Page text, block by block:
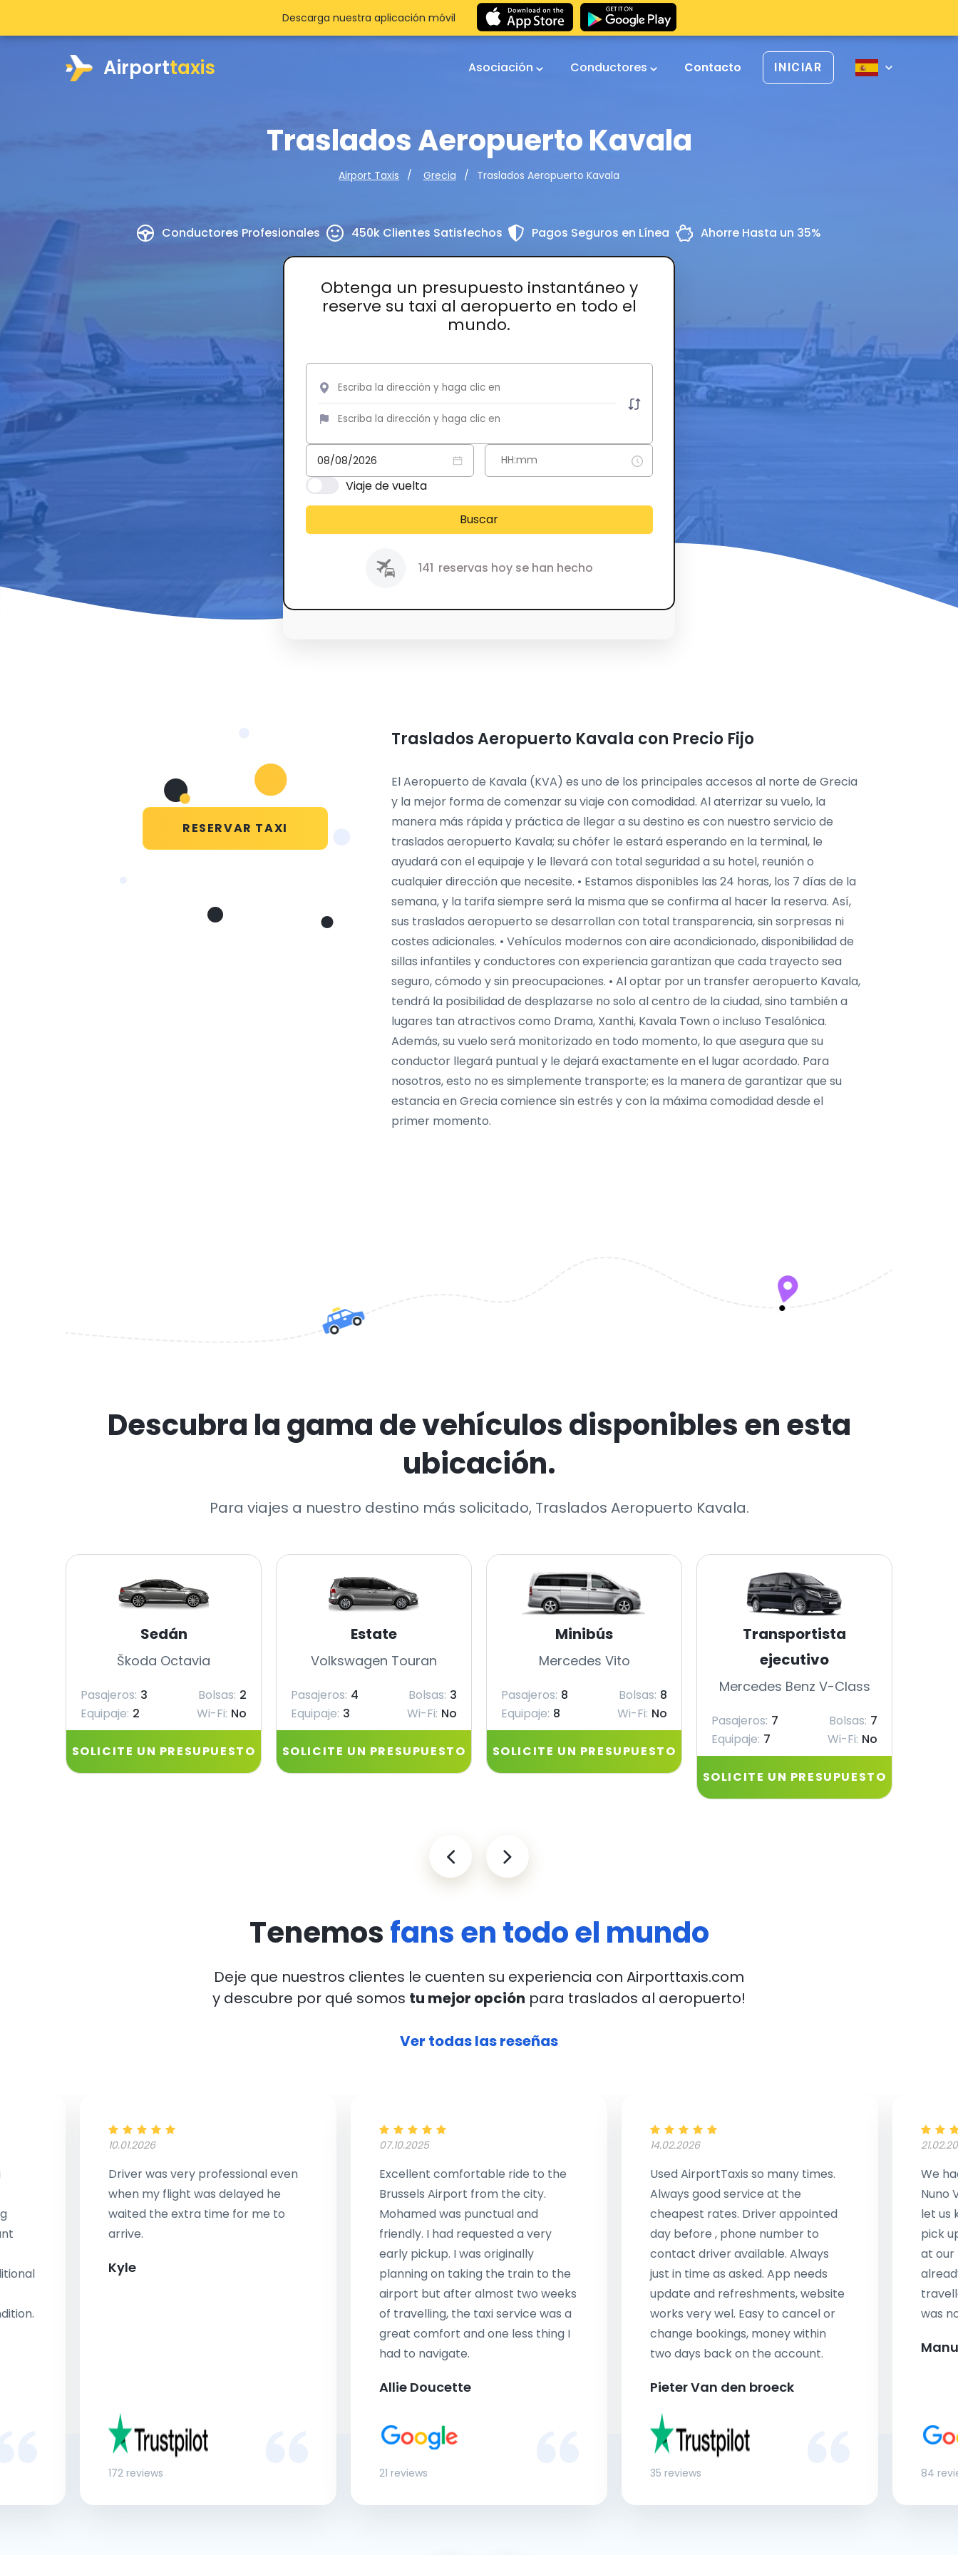
Airporttaxis Asociación Conductores Contacto INICIAR
Traslados Aeropuerto Kavala
Airport Taxis Grecia Traslados Aeropuerto Kavala
Conductores Profesionales 450k Clientes Satisfechos Pagos Seguros en Línea Ahorre Hasta un 35%
Obtenga un presupuesto instantáneo y
reserve su taxi al aeropuerto en todo el
mundo.
Viaje de vuelta
Buscar
141 reservas hoy se han hecho
Descarga nuestra aplicación móvil
RESERVAR TAXI
Traslados Aeropuerto Kavala con Precio Fijo
El Aeropuerto de Kavala (KVA) es uno de los principales accesos al norte de Grecia
y la mejor forma de comenzar su viaje con comodidad. Al aterrizar su vuelo, la
manera más rápida y práctica de llegar a su destino es con nuestro servicio de
traslados aeropuerto Kavala; su chófer le estará esperando en la terminal, le
ayudará con el equipaje y le llevará con total seguridad a su hotel, reunión o
cualquier dirección que necesite. • Estamos disponibles las 24 horas, los 7 días de la
semana, y la tarifa siempre será la misma que se confirma al hacer la reserva. Así,
sus traslados aeropuerto se desarrollan con total transparencia, sin sorpresas ni
costes adicionales. • Vehículos modernos con aire acondicionado, disponibilidad de
sillas infantiles y conductores con experiencia garantizan que cada trayecto sea
seguro, cómodo y sin preocupaciones. • Al optar por un transfer aeropuerto Kavala,
tendrá la posibilidad de desplazarse no solo al centro de la ciudad, sino también a
lugares tan atractivos como Drama, Xanthi, Kavala Town o incluso Tesalónica.
Además, su vuelo será monitorizado en todo momento, lo que asegura que su
conductor llegará puntual y le dejará exactamente en el lugar acordado. Para
nosotros, esto no es simplemente transporte; es la manera de garantizar que su
estancia en Grecia comience sin estrés y con la máxima comodidad desde el
primer momento.
Descubra la gama de vehículos disponibles en esta
ubicación.
Para viajes a nuestro destino más solicitado, Traslados Aeropuerto Kavala.
Sedán
Škoda Octavia
Pasajeros: 3 Bolsas: 2
Equipaje: 2 Wi-Fi: No
SOLICITE UN PRESUPUESTO
Estate
Volkswagen Touran
Pasajeros: 4 Bolsas: 3
Equipaje: 3 Wi-Fi: No
SOLICITE UN PRESUPUESTO
Minibús
Mercedes Vito
Pasajeros: 8 Bolsas: 8
Equipaje: 8 Wi-Fi: No
SOLICITE UN PRESUPUESTO
Transportista
ejecutivo
Mercedes Benz V-Class
Pasajeros: 7 Bolsas: 7
Equipaje: 7 Wi-Fi: No
SOLICITE UN PRESUPUESTO
Tenemosfans en todo el mundo
Deje que nuestros clientes le cuenten su experiencia con Airporttaxis.com
y descubre por qué somos tu mejor opción para traslados al aeropuerto!
Ver todas las reseñas
10.01.2026
Driver was very professional even
when my flight was delayed he
waited the extra time for me to
arrive.
Kyle
172 reviews
07.10.2025
Excellent comfortable ride to the
Brussels Airport from the city.
Mohamed was punctual and
friendly. I had requested a very
early pickup. I was originally
planning on taking the train to the
airport but after almost two weeks
of travelling, the taxi service was a
great comfort and one less thing I
had to navigate.
Allie Doucette
21 reviews
14.02.2026
Used AirportTaxis so many times.
Always good service at the
cheapest rates. Driver appointed
day before , phone number to
contact driver available. Always
just in time as asked. App needs
update and refreshments, website
works very wel. Easy to cancel or
change bookings, money within
two days back on the account.
Pieter Van den broeck
35 reviews
We
Nuno
let us
pick
at our
was
84